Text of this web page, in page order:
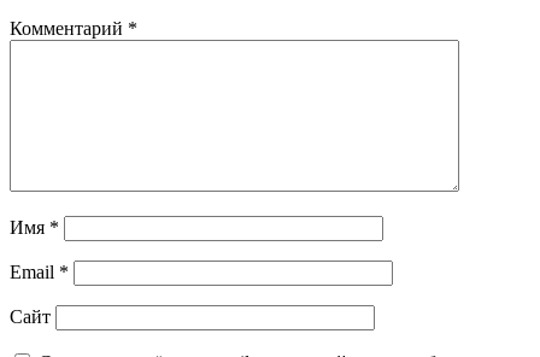
Комментарий *
Имя *
Email *
Сайт